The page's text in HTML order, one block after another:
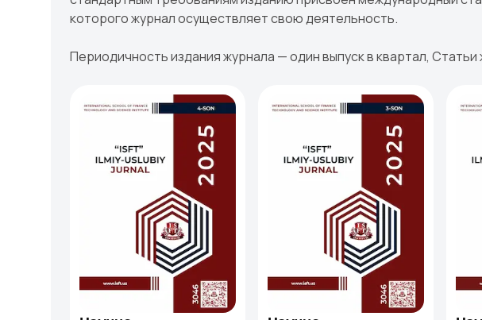
которого журнал осуществляет свою деятельность.
Периодичность издания журнала — один выпуск в квартал,